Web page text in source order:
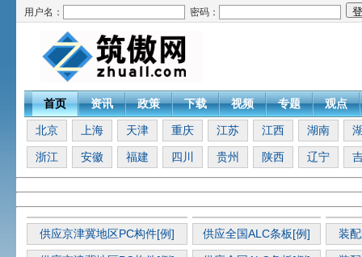
用户名： 密码：
首页 资讯 政策 下载 视频 专题 观点
北京 上海 天津 重庆 江苏 江西 湖南
浙江 安徽 福建 四川 贵州 陕西 辽宁
供应京津冀地区PC构件[例] 供应全国ALC条板[例] 装